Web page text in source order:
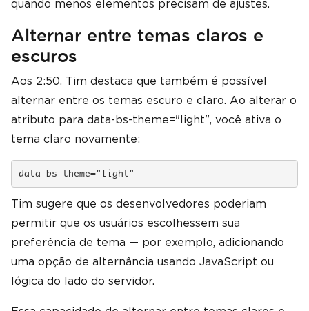
quando menos elementos precisam de ajustes.
Alternar entre temas claros e
escuros
Aos 2:50, Tim destaca que também é possível
alternar entre os temas escuro e claro. Ao alterar o
atributo para data-bs-theme="light", você ativa o
tema claro novamente:
data-bs-theme="light"
Tim sugere que os desenvolvedores poderiam
permitir que os usuários escolhessem sua
preferência de tema — por exemplo, adicionando
uma opção de alternância usando JavaScript ou
lógica do lado do servidor.